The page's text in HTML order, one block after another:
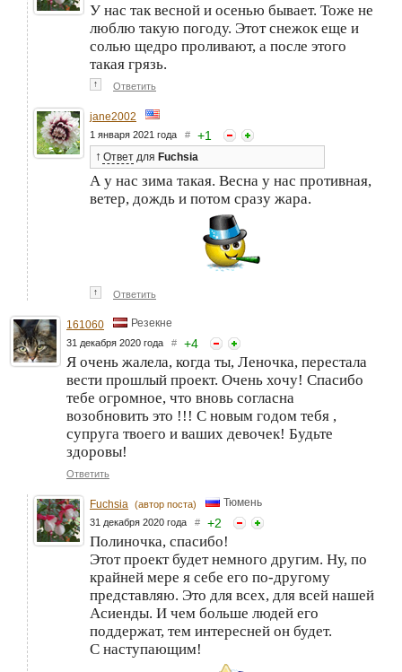
У нас так весной и осенью бывает. Тоже не
люблю такую погоду. Этот снежок еще и
солью щедро проливают, а после этого
такая грязь.
↑ Ответить
jane2002
1 января 2021 года # +1
↑ Ответ для Fuchsia
А у нас зима такая. Весна у нас противная,
ветер, дождь и потом сразу жара.
↑ Ответить
161060 Резекне
31 декабря 2020 года # +4
Я очень жалела, когда ты, Леночка, перестала
вести прошлый проект. Очень хочу! Спасибо
тебе огромное, что вновь согласна
возобновить это !!! С новым годом тебя ,
супруга твоего и ваших девочек! Будьте
здоровы!
Ответить
Fuchsia (автор поста) Тюмень
31 декабря 2020 года # +2
Полиночка, спасибо!
Этот проект будет немного другим. Ну, по
крайней мере я себе его по-другому
представляю. Это для всех, для всей нашей
Асиенды. И чем больше людей его
поддержат, тем интересней он будет.
С наступающим!